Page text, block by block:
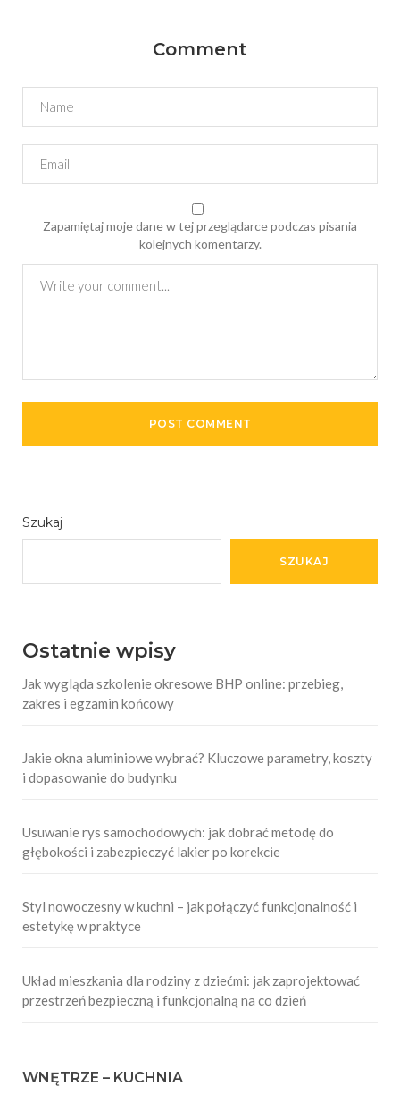
Comment
Zapamiętaj moje dane w tej przeglądarce podczas pisania
kolejnych komentarzy.
Szukaj
SZUKAJ
Ostatnie wpisy
Jak wygląda szkolenie okresowe BHP online: przebieg,
zakres i egzamin końcowy
Jakie okna aluminiowe wybrać? Kluczowe parametry, koszty
i dopasowanie do budynku
Usuwanie rys samochodowych: jak dobrać metodę do
głębokości i zabezpieczyć lakier po korekcie
Styl nowoczesny w kuchni – jak połączyć funkcjonalność i
estetykę w praktyce
Układ mieszkania dla rodziny z dziećmi: jak zaprojektować
przestrzeń bezpieczną i funkcjonalną na co dzień
WNĘTRZE – KUCHNIA